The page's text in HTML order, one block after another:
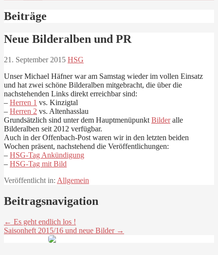
Beiträge
Neue Bilderalben und PR
21. September 2015 HSG
Unser Michael Häfner war am Samstag wieder im vollen Einsatz
und hat zwei schöne Bilderalben mitgebracht, die über die
nachstehenden Links direkt erreichbar sind:
– Herren 1 vs. Kinzigtal
– Herren 2 vs. Altenhasslau
Grundsätzlich sind unter dem Hauptmenüpunkt Bilderalle
Bilderalben seit 2012 verfügbar.
Auch in der Offenbach-Post waren wir in den letzten beiden
Wochen präsent, nachstehend die Veröffentlichungen:
– HSG-Tag Ankündigung
– HSG-Tag mit Bild
Veröffentlicht in: Allgemein
Beitragsnavigation
← Es geht endlich los !
Saisonheft 2015/16 und neue Bilder →